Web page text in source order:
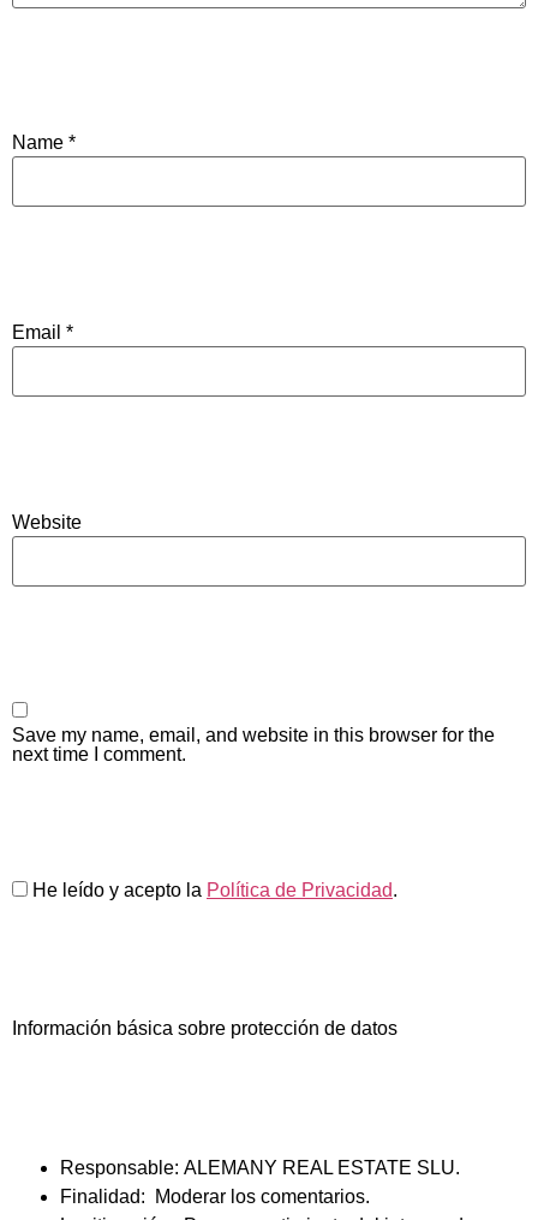
Name *
Email *
Website
Save my name, email, and website in this browser for the
next time I comment.
He leído y acepto la Política de Privacidad.
Información básica sobre protección de datos
Responsable: ALEMANY REAL ESTATE SLU.
Finalidad: Moderar los comentarios.